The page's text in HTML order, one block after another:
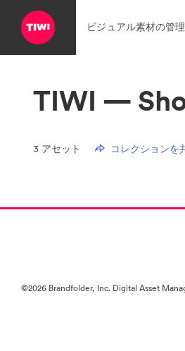
ビジュアル素材の管
TIWI —
3 アセット コレクションを
©2026 Brandfolder, Inc. Digital Asset